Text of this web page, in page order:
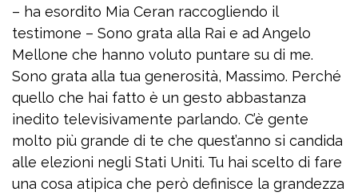
– ha esordito Mia Ceran raccogliendo il
testimone – Sono grata alla Rai e ad Angelo
Mellone che hanno voluto puntare su di me.
Sono grata alla tua generosità, Massimo. Perché
quello che hai fatto è un gesto abbastanza
inedito televisivamente parlando. C’è gente
molto più grande di te che quest’anno si candida
alle elezioni negli Stati Uniti. Tu hai scelto di fare
una cosa atipica che però definisce la grandezza